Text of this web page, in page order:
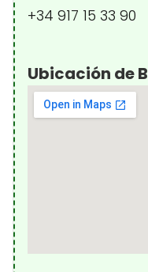
+34 917 15 33 90
Ubicación de